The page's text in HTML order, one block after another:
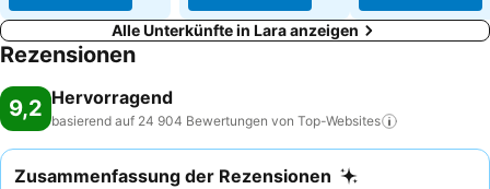
Alle Unterkünfte in Lara anzeigen
Rezensionen
9,2 Hervorragend
basierend auf 24 904 Bewertungen von Top-Websites
Zusammenfassung der Rezensionen